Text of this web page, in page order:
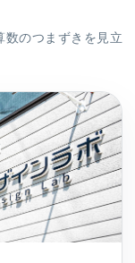
数のつまずきを見立